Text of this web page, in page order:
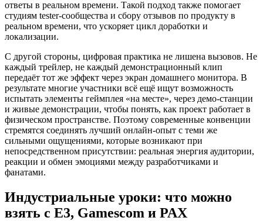
ответы в реальном времени. Такой подход также помогает
студиям tester‑сообщества и сбору отзывов по продукту в
реальном времени, что ускоряет цикл доработки и
локализации.
С другой стороны, цифровая практика не лишена вызовов. Не
каждый трейлер, не каждый демонстрационный клип
передаёт тот же эффект через экран домашнего монитора. В
результате многие участники всё ещё ищут возможность
испытать элементы геймплея «на месте», через демо‑станции
и живые демонстрации, чтобы понять, как проект работает в
физическом пространстве. Поэтому современные конвенции
стремятся соединять лучший онлайн‑опыт с теми же
сильными ощущениями, которые возникают при
непосредственном присутствии: реальная энергия аудитории,
реакции и обмен эмоциями между разработчиками и
фанатами.
Индустриальные уроки: что можно
взять с E3, Gamescom и PAX